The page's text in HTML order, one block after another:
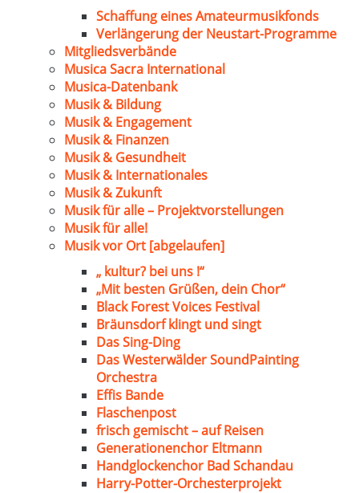
Schaffung eines Amateurmusikfonds
Verlängerung der Neustart-Programme
Mitgliedsverbände
Musica Sacra International
Musica-Datenbank
Musik & Bildung
Musik & Engagement
Musik & Finanzen
Musik & Gesundheit
Musik & Internationales
Musik & Zukunft
Musik für alle – Projektvorstellungen
Musik für alle!
Musik vor Ort [abgelaufen]
„ kultur? bei uns !“
„Mit besten Grüßen, dein Chor“
Black Forest Voices Festival
Bräunsdorf klingt und singt
Das Sing-Ding
Das Westerwälder SoundPainting
Orchestra
Effis Bande
Flaschenpost
frisch gemischt – auf Reisen
Generationenchor Eltmann
Handglockenchor Bad Schandau
Harry-Potter-Orchesterprojekt